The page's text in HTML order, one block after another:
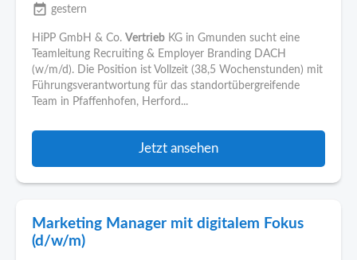
event_available gestern
HiPP GmbH & Co. Vertrieb KG in Gmunden sucht eine
Teamleitung Recruiting & Employer Branding DACH
(w/m/d). Die Position ist Vollzeit (38,5 Wochenstunden) mit
Führungsverantwortung für das standortübergreifende
Team in Pfaffenhofen, Herford...
Jetzt ansehen
Marketing Manager mit digitalem Fokus
(d/w/m)